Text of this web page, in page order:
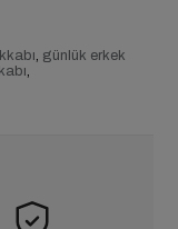
günlük erkek